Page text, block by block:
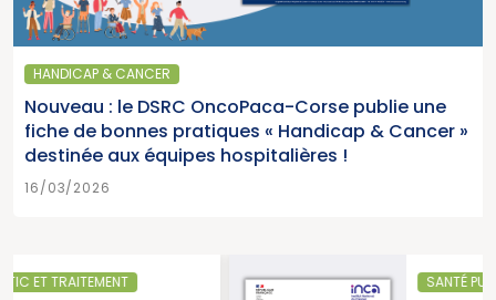
HANDICAP & CANCER
Nouveau : le DSRC OncoPaca-Corse publie une
fiche de bonnes pratiques « Handicap & Cancer »
destinée aux équipes hospitalières !
16/03/2026
SANTÉ PUBLIQUE